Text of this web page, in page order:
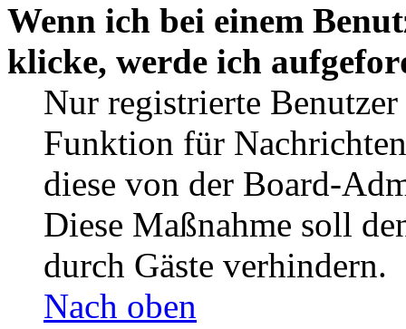
Wenn ich bei einem
klicke, werde ich
Nur registrierte
Funktion für
diese von der Board-
Diese Maßnahme soll
durch Gäste verhindern.
Nach oben